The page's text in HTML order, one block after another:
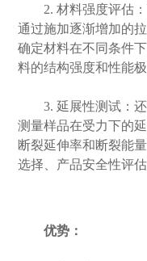
2. 材料强度评估：
通过施加逐渐增加的
确定材料在不同条件
料的结构强度和性能
3. 延展性测试：还
测量样品在受力下的
断裂延伸率和断裂能
选择、产品安全性评
优势：